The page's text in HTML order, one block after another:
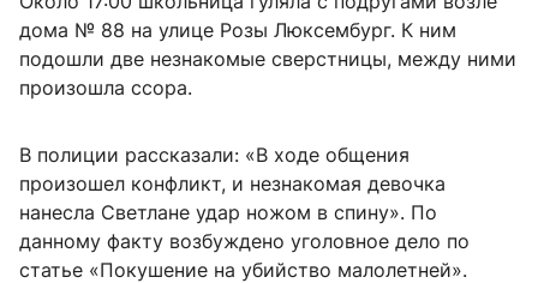
дома № 88 на улице Розы Люксембург. К ним
подошли две незнакомые сверстницы, между ними
произошла ссора.
В полиции рассказали: «В ходе общения
произошел конфликт, и незнакомая девочка
нанесла Светлане удар ножом в спину». По
данному факту возбуждено уголовное дело по
статье «Покушение на убийство малолетней».